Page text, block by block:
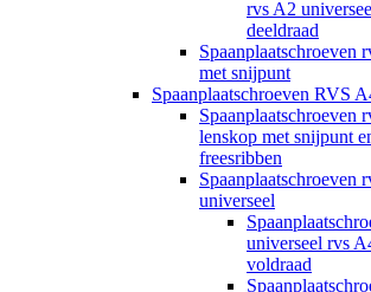
rvs A2
deeldraad
Spaanplaatschroeven
met snijpunt
Spaanplaatschroeven RVS
Spaanplaatschroeven
lenskop met snijpunt
freesribben
Spaanplaatschroeven
universeel
universeel rvs
voldraad